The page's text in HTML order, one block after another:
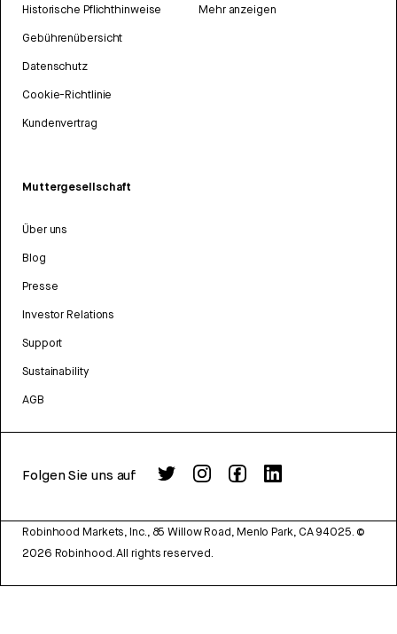
Historische Pflichthinweise
Gebührenübersicht
Datenschutz
Cookie-Richtlinie
Kundenvertrag
Mehr anzeigen
Muttergesellschaft
Über uns
Blog
Presse
Investor Relations
Support
Sustainability
AGB
Folgen Sie uns auf
Robinhood Markets, Inc., 85 Willow Road, Menlo Park, CA 94025. ©
2026 Robinhood. All rights reserved.